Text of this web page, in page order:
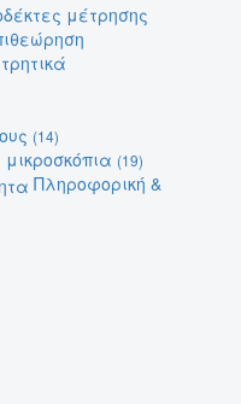
μέτρησης
(14)
(19)
Πληροφορική &